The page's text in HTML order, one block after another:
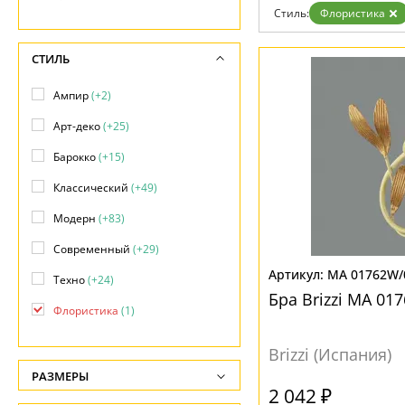
Стиль: Флористика
MA 01762W/
Бра Brizzi MA
Brizzi (Испания)
2 042 ₽
СТИЛЬ
Ампир(+2)
Арт-деко(+25)
Барокко(+15)
Классический (+49)
Модерн (+83)
Современный (+29)
Техно(+24)
Флористика (1)
РАЗМЕРЫ